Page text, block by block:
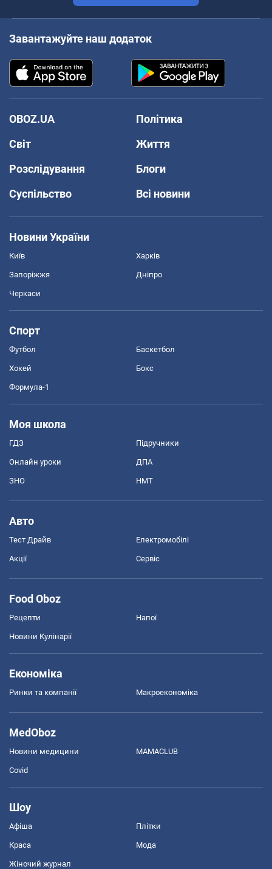
Завантажуйте наш додаток
OBOZ.UA
Політика
Світ
Життя
Розслідування
Блоги
Суспільство
Всі новини
Новини України
Київ Харків
Запоріжжя Дніпро
Черкаси
Спорт
Футбол Баскетбол
Хокей Бокс
Формула-1
Моя школа
ГДЗ Підручники
Онлайн уроки ДПА
ЗНО НМТ
Авто
Тест Драйв Електромобілі
Акції Сервіс
Food Oboz
Рецепти Напої
Новини Кулінарії
Економіка
Ринки та компанії Макроекономіка
MedOboz
Новини медицини MAMACLUB
Covid
Шоу
Афіша Плітки
Краса Мода
Жіночий журнал